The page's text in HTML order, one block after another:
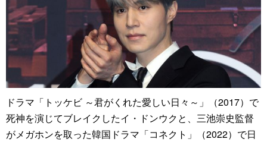
ドラマ「トッケビ ～君がくれた愛しい日々～」（2017）で
死神を演じてブレイクしたイ・ドンウクと、三池崇史監督
がメガホンを取った韓国ドラマ「コネクト」（2022）で日